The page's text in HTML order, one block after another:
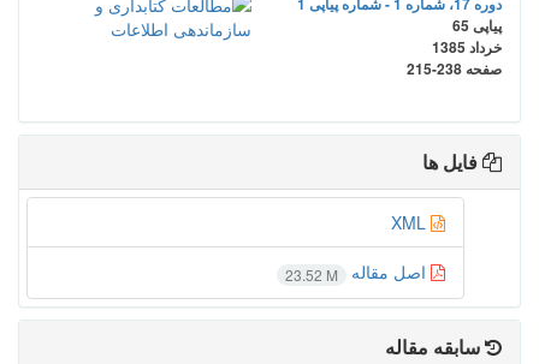
پیاپی 65
خرداد 1385
صفحه 215-238
فایل ها
اصل مقاله 23.52 M
سابقه مقاله